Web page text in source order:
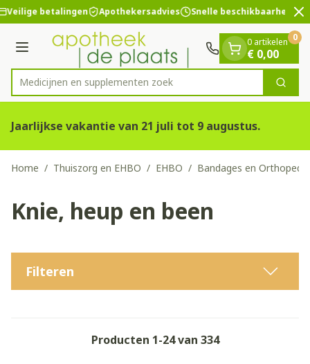
Ga naar de inhoud
2 van 2
Veilige betalingen Apothekersadvies Snelle beschikbaarheid
Menu
Product, merk, categorie...
Medicijnen en Zoek
0 artikelen
€ 0,00
0
Jaarlijkse vakantie van 21 juli tot 9 augustus.
Home / Thuiszorg en EHBO / EHBO / Bandages en
Knie, heup en been
Filteren
Producten 1-24van 334